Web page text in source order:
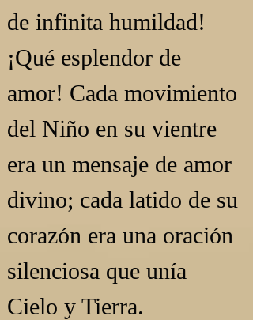
de infinita humildad!
¡Qué esplendor de
amor! Cada movimiento
del Niño en su vientre
era un mensaje de amor
divino; cada latido de su
corazón era una oración
silenciosa que unía
Cielo y Tierra.